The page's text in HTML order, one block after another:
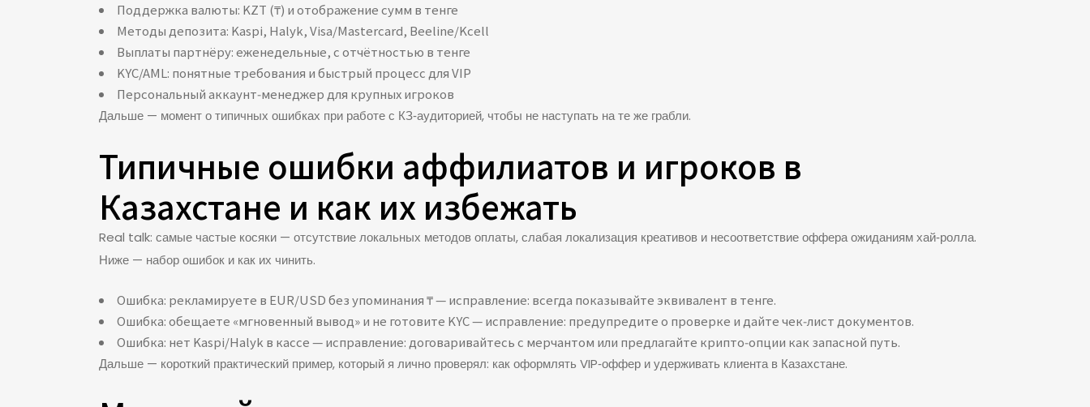
Поддержка валюты: KZT (₸) и отображение сумм в тенге
Методы депозита: Kaspi, Halyk, Visa/Mastercard, Beeline/Kcell
Выплаты партнёру: еженедельные, с отчётностью в тенге
KYC/AML: понятные требования и быстрый процесс для VIP
Персональный аккаунт‑менеджер для крупных игроков
Дальше — момент о типичных ошибках при работе с КЗ‑аудиторией, чтобы не наступать на те же грабли.
Типичные ошибки аффилиатов и игроков в
Казахстане и как их избежать
Real talk: самые частые косяки — отсутствие локальных методов оплаты, слабая локализация креативов и несоответствие оффера ожиданиям хай‑ролла.
Ниже — набор ошибок и как их чинить.
Ошибка: рекламируете в EUR/USD без упоминания ₸ — исправление: всегда показывайте эквивалент в тенге.
Ошибка: обещаете «мгновенный вывод» и не готовите KYC — исправление: предупредите о проверке и дайте чек‑лист документов.
Ошибка: нет Kaspi/Halyk в кассе — исправление: договаривайтесь с мерчантом или предлагайте крипто‑опции как запасной путь.
Дальше — короткий практический пример, который я лично проверял: как оформлять VIP‑оффер и удерживать клиента в Казахстане.